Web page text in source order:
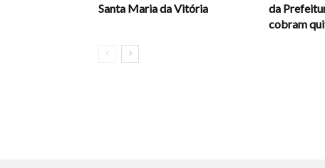
Santa Maria da Vitória
da
cobram